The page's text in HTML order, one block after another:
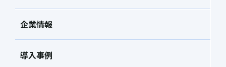
企業情報
導入事例